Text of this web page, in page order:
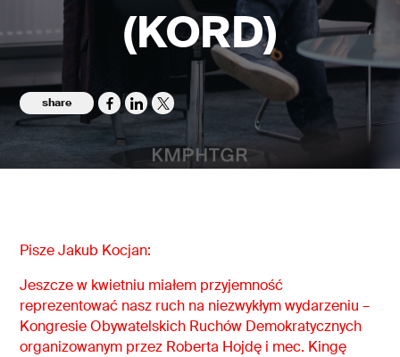
(KORD)
share
Pisze Jakub Kocjan:
Jeszcze w kwietniu miałem przyjemność
reprezentować nasz ruch na niezwykłym wydarzeniu –
Kongresie Obywatelskich Ruchów Demokratycznych
organizowanym przez Roberta Hojdę i mec. Kingę